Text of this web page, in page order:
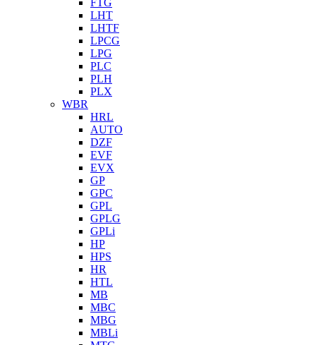
FTG
LHT
LHTF
LPCG
LPG
PLC
PLH
PLX
WBR
HRL
AUTO
DZF
EVF
EVX
GP
GPC
GPL
GPLG
GPLi
HP
HPS
HR
HTL
MB
MBC
MBG
MBLi